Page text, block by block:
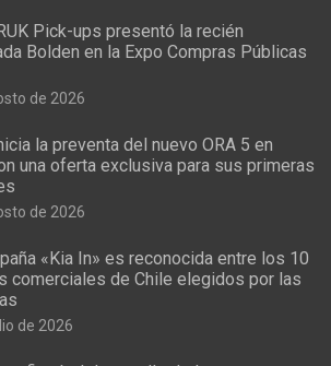
Pick-ups presentó la recién
Bolden en la Expo Compras Públicas
de 2026
la preventa del nuevo ORA 5 en
una oferta exclusiva para sus primeras
de 2026
«Kia In» es reconocida entre los 10
comerciales de Chile elegidos por las
de 2026